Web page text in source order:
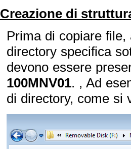
Creazione di
Prima di copiare
directory specifica
devono essere
100MNV01. , Ad
di directory, come si